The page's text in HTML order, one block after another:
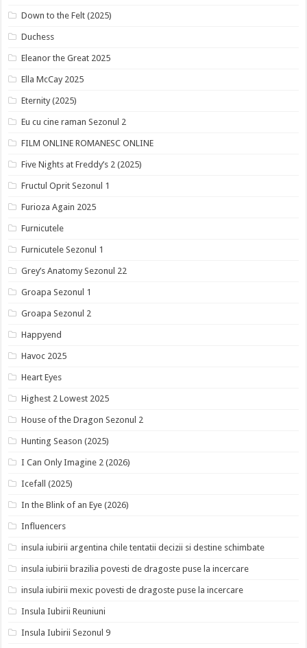
Down to the Felt (2025)
Duchess
Eleanor the Great 2025
Ella McCay 2025
Eternity (2025)
Eu cu cine raman Sezonul 2
FILM ONLINE ROMANESC ONLINE
Five Nights at Freddy’s 2 (2025)
Fructul Oprit Sezonul 1
Furioza Again 2025
Furnicutele
Furnicutele Sezonul 1
Grey’s Anatomy Sezonul 22
Groapa Sezonul 1
Groapa Sezonul 2
Happyend
Havoc 2025
Heart Eyes
Highest 2 Lowest 2025
House of the Dragon Sezonul 2
Hunting Season (2025)
I Can Only Imagine 2 (2026)
Icefall (2025)
In the Blink of an Eye (2026)
Influencers
insula iubirii argentina chile tentatii decizii si destine schimbate
insula iubirii brazilia povesti de dragoste puse la incercare
insula iubirii mexic povesti de dragoste puse la incercare
Insula Iubirii Reuniuni
Insula Iubirii Sezonul 9